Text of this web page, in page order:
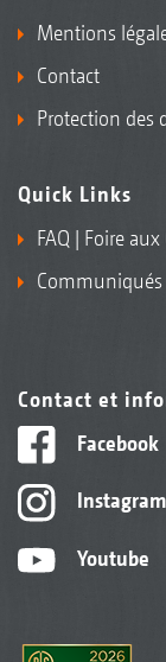
Mentions
Contact
Protection des
Quick Links
FAQ | Foire
Communiqués
Contact et
Facebook
Instagram
Youtube